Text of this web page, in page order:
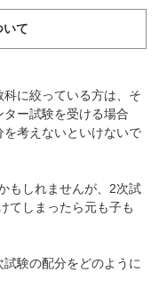
いて
に絞っている方は、そ
ー試験を受ける場合
考えないといけないで
もしれませんが、2次試
てしまったら元も子も
験の配分をどのように